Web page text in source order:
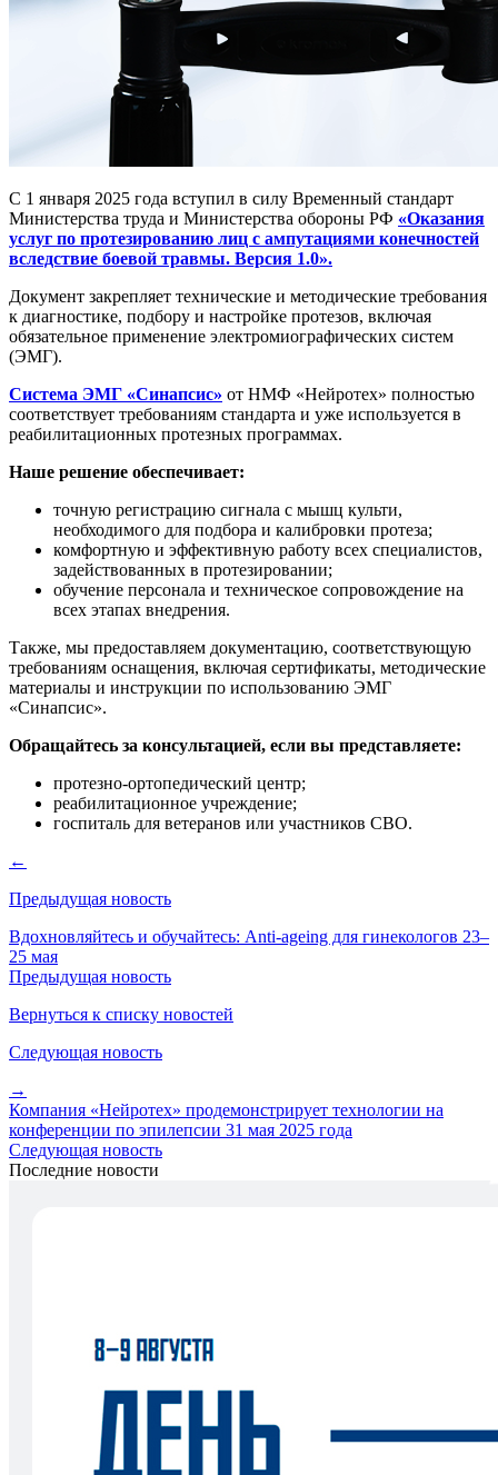
С 1 января 2025 года вступил в силу Временный стандарт
Министерства труда и Министерства обороны РФ «Оказания
услуг по протезированию лиц с ампутациями конечностей
вследствие боевой травмы. Версия 1.0».
Документ закрепляет технические и методические требования
к диагностике, подбору и настройке протезов, включая
обязательное применение электромиографических систем
(ЭМГ).
Система ЭМГ «Синапсис» от НМФ «Нейротех» полностью
соответствует требованиям стандарта и уже используется в
реабилитационных протезных программах.
Наше решение обеспечивает:
точную регистрацию сигнала с мышц культи,
необходимого для подбора и калибровки протеза;
комфортную и эффективную работу всех специалистов,
задействованных в протезировании;
обучение персонала и техническое сопровождение на
всех этапах внедрения.
Также, мы предоставляем документацию, соответствующую
требованиям оснащения, включая сертификаты, методические
материалы и инструкции по использованию ЭМГ
«Синапсис».
Обращайтесь за консультацией, если вы представляете:
протезно-ортопедический центр;
реабилитационное учреждение;
госпиталь для ветеранов или участников СВО.
←
Предыдущая новость
Вдохновляйтесь и обучайтесь: Anti-ageing для гинекологов 23–
25 мая
Предыдущая новость
Вернуться к списку новостей
Следующая новость
→
Компания «Нейротех» продемонстрирует технологии на
конференции по эпилепсии 31 мая 2025 года
Следующая новость
Последние новости